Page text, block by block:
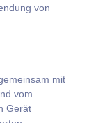
von
mit
vom
Gerät